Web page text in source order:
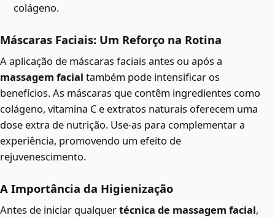
colágeno.
Máscaras Faciais: Um Reforço na Rotina
A aplicação de máscaras faciais antes ou após a
massagem facial também pode intensificar os
benefícios. As máscaras que contêm ingredientes como
colágeno, vitamina C e extratos naturais oferecem uma
dose extra de nutrição. Use-as para complementar a
experiência, promovendo um efeito de
rejuvenescimento.
A Importância da Higienização
Antes de iniciar qualquertécnica de massagem facial,